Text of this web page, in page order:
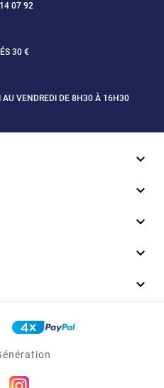
(2 avis)
fidélité
07 92
30 €
AU VENDREDI DE 8H30 À 16H30




